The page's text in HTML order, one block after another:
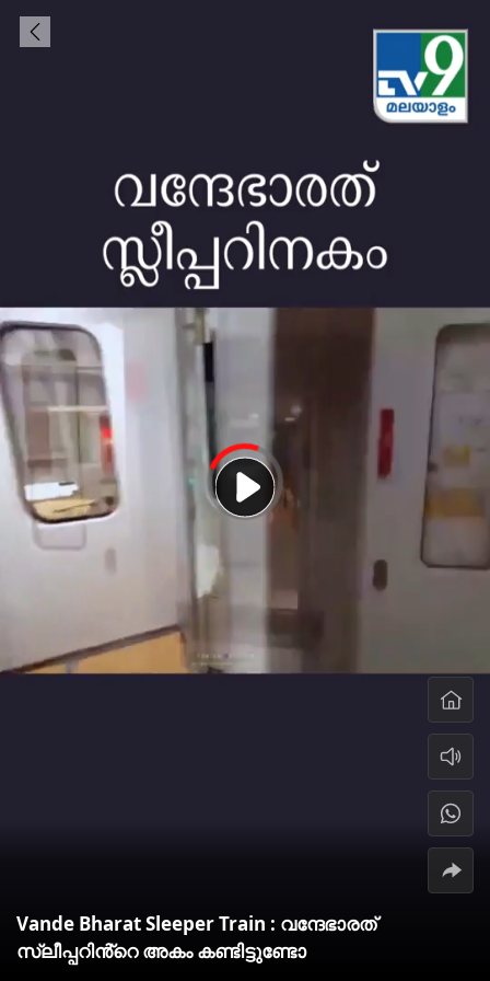
Vande Bharat Sleeper Train : വന്ദേഭാരത്
സ്ലീപ്പറിൻ്റെ അകം കണ്ടിട്ടുണ്ടോ